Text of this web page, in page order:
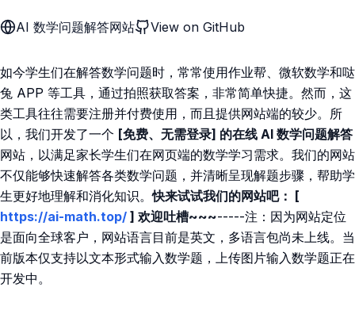
AI 数学问题解答网站 View on GitHub
如今学生们在解答数学问题时，常常使用作业帮、微软数学和哒
兔 APP 等工具，通过拍照获取答案，非常简单快捷。然而，这
类工具往往需要注册并付费使用，而且提供网站端的较少。所
以，我们开发了一个 [免费、无需登录] 的在线 AI 数学问题解答
网站，以满足家长学生们在网页端的数学学习需求。我们的网站
不仅能够快速解答各类数学问题，并清晰呈现解题步骤，帮助学
生更好地理解和消化知识。快来试试我们的网站吧： [
https://ai-math.top/ ] 欢迎吐槽~~~-----注：因为网站定位
是面向全球客户，网站语言目前是英文，多语言包尚未上线。当
前版本仅支持以文本形式输入数学题，上传图片输入数学题正在
开发中。